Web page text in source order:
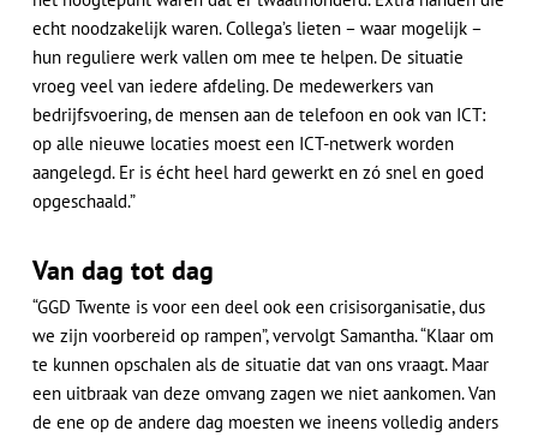
echt noodzakelijk waren. Collega’s lieten – waar mogelijk –
hun reguliere werk vallen om mee te helpen. De situatie
vroeg veel van iedere afdeling. De medewerkers van
bedrijfsvoering, de mensen aan de telefoon en ook van ICT:
op alle nieuwe locaties moest een ICT-netwerk worden
aangelegd. Er is écht heel hard gewerkt en zó snel en goed
opgeschaald.”
Van dag tot dag
“GGD Twente is voor een deel ook een crisisorganisatie, dus
we zijn voorbereid op rampen”, vervolgt Samantha. “Klaar om
te kunnen opschalen als de situatie dat van ons vraagt. Maar
een uitbraak van deze omvang zagen we niet aankomen. Van
de ene op de andere dag moesten we ineens volledig anders